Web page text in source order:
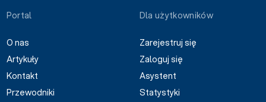
Portal
O nas
Artykuły
Kontakt
Przewodniki
Dla użytkowników
Zarejestruj się
Zaloguj się
Asystent
Statystyki